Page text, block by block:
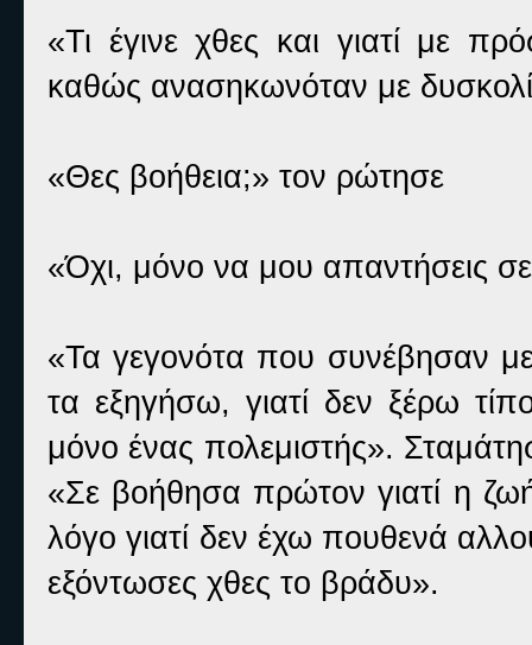
«Τι έγινε χθες και γιατί με
καθώς ανασηκωνόταν με
«Θες βοήθεια;» τον ρώτησε
«Όχι, μόνο να μου απαντήσεις
«Τα γεγονότα που συνέβησαν
τα εξηγήσω, γιατί δεν ξέρω
μόνο ένας πολεμιστής».
«Σε βοήθησα πρώτον γιατί η
λόγο γιατί δεν έχω πουθενά
εξόντωσες χθες το βράδυ».